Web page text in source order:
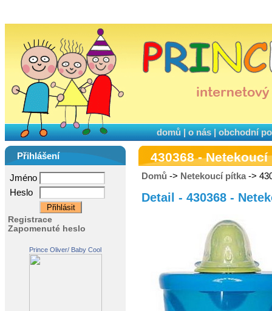
domů|o nás|obchodní
Přihlášení
Jméno
Heslo
Registrace
Zapomenuté heslo
Prince Oliver/ Baby Cool
430368 -
Domů -> Netekoucí pítka ->
Detail - 430368 -